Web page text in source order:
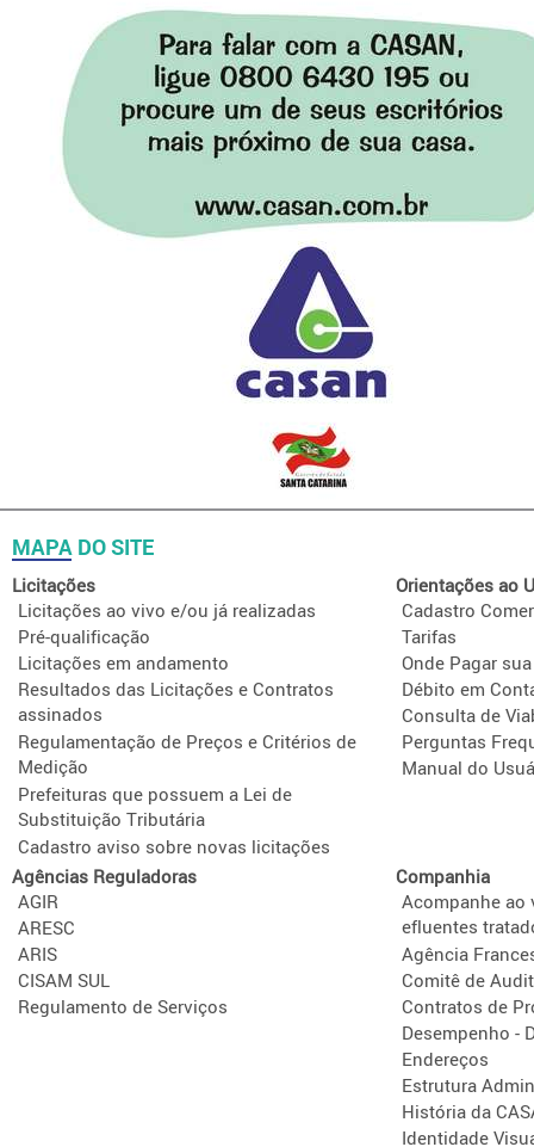
MAPA DO SITE
Licitações
Licitações ao vivo e/ou já realizadas
Pré-qualificação
Licitações em andamento
Resultados das Licitações e Contratos
assinados
Regulamentação de Preços e Critérios de
Medição
Prefeituras que possuem a Lei de
Substituição Tributária
Cadastro aviso sobre novas licitações
Orientações ao
Cadastro
Tarifas
Onde Pagar
Débito em
Consulta de
Perguntas
Manual do
Agências Reguladoras
AGIR
ARESC
ARIS
CISAM SUL
Regulamento de Serviços
Companhia
Acompanhe ao
efluentes
Agência
Comitê de
Contratos de
Desempenho -
Endereços
Estrutura
História da
Identidade